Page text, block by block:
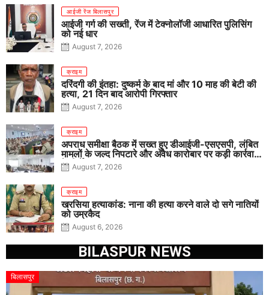
आईजी रेंज बिलासपुर
आईजी गर्ग की सख्ती, रेंज में टेक्नोलॉजी आधारित पुलिसिंग
को नई धार
August 7, 2026
क्राइम
दरिंदगी की इंतहा: दुष्कर्म के बाद मां और 10 माह की बेटी की
हत्या, 21 दिन बाद आरोपी गिरफ्तार
August 7, 2026
क्राइम
अपराध समीक्षा बैठक में सख्त हुए डीआईजी-एसएसपी, लंबित
मामलों के जल्द निपटारे और अवैध कारोबार पर कड़ी कार्रवाई
के निर्देश
August 7, 2026
क्राइम
खरसिया हत्याकांड: नाना की हत्या करने वाले दो सगे नातियों
को उम्रकैद
August 6, 2026
BILASPUR NEWS
बिलासपुर